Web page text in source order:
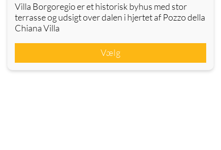
Villa Borgoregio er et historisk byhus med stor
terrasse og udsigt over dalen i hjertet af Pozzo della
Chiana Villa
Vælg